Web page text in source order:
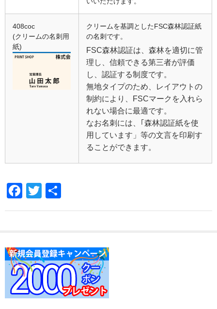
408coc
(クリームの名刺用
紙)
クリームを基調としたFSC森林認証紙
の名刺です。
FSC森林認証は、森林を適切に管
理し、信頼できる第三者が評価
し、認証する制度です。
無地タイプのため、レイアウトの
制約により、FSCマークを入れら
れない場合に最適です。
なお名刺には、｢森林認証紙を使
用しています」等の文言を印刷す
ることができます。
F
a
b
o
o
k
T
wi 有